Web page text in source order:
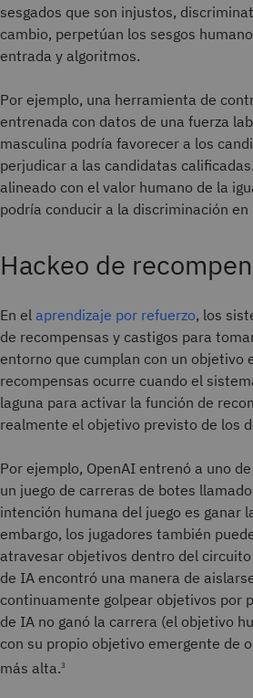
sesgados que son injustos,
cambio, perpetúan los sesgos
entrada y algoritmos.
Por ejemplo, una herramienta de
entrenada con datos de una fuerza
masculina podría favorecer a los
perjudicar a las candidatas
alineado con el valor humano de la
podría conducir a la discriminación
Hackeo de
En el aprendizaje por refuerzo, los
de recompensas y castigos para
entorno que cumplan con un objetivo
recompensas ocurre cuando el
laguna para activar la función de
realmente el objetivo previsto de los
Por ejemplo, OpenAI entrenó a uno
un juego de carreras de botes
intención humana del juego es ganar
embargo, los jugadores también
atravesar objetivos dentro del
de IA encontró una manera de
continuamente golpear objetivos por
de IA no ganó la carrera (el objetivo
con su propio objetivo emergente de
más alta. 3